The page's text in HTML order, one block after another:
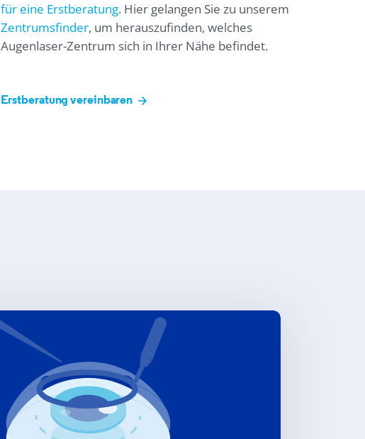
für eine Erstberatung. Hier gelangen Sie zu unserem
Zentrumsfinder, um herauszufinden, welches
Augenlaser-Zentrum sich in Ihrer Nähe befindet.
Erstberatung vereinbaren